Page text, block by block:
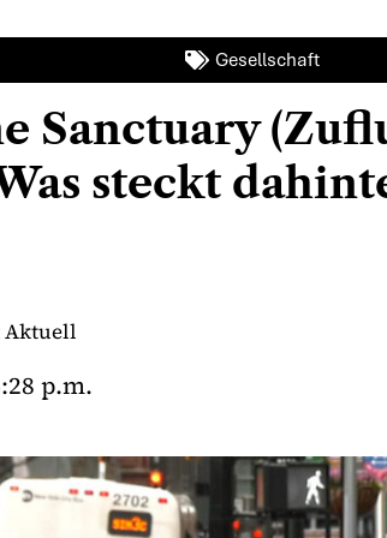
Gesellschaft
Sanctuary
steckt
Aktuell
p.m.